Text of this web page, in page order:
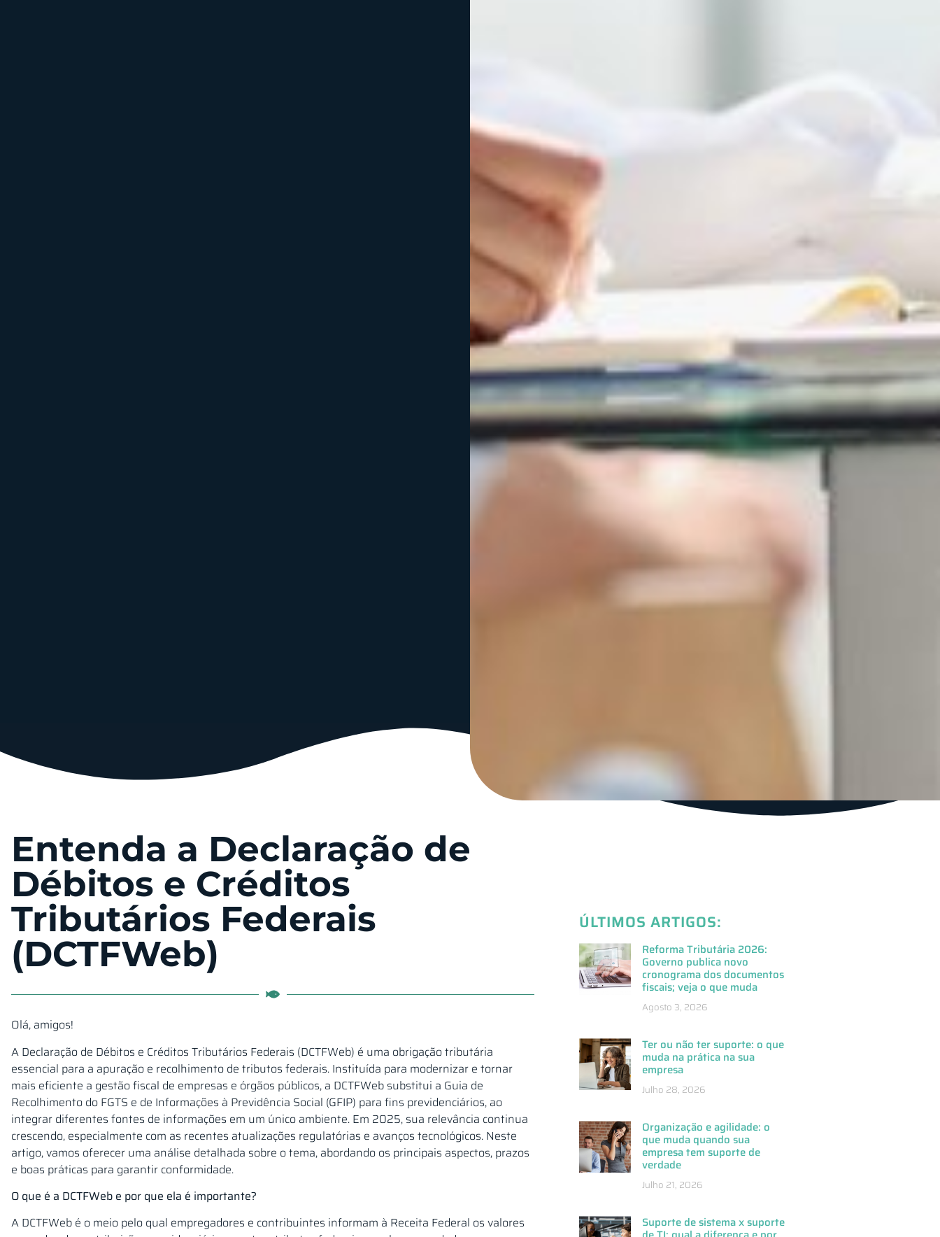
Entenda a Declaração de
Débitos e Créditos
Tributários Federais
(DCTFWeb)
Olá, amigos!
A Declaração de Débitos e Créditos Tributários Federais (DCTFWeb) é uma obrigação tributária
essencial para a apuração e recolhimento de tributos federais. Instituída para modernizar e tornar
mais eficiente a gestão fiscal de empresas e órgãos públicos, a DCTFWeb substitui a Guia de
Recolhimento do FGTS e de Informações à Previdência Social (GFIP) para fins previdenciários, ao
integrar diferentes fontes de informações em um único ambiente. Em 2025, sua relevância continua
crescendo, especialmente com as recentes atualizações regulatórias e avanços tecnológicos. Neste
artigo, vamos oferecer uma análise detalhada sobre o tema, abordando os principais aspectos, prazos
e boas práticas para garantir conformidade.
O que é a DCTFWeb e por que ela é importante?
A DCTFWeb é o meio pelo qual empregadores e contribuintes informam à Receita Federal os valores
ÚLTIMOS ARTIGOS:
Reforma Tributária 2026:
Governo publica novo
cronograma dos documentos
fiscais; veja o que muda
Agosto 3, 2026
Ter ou não ter suporte: o que
muda na prática na sua
empresa
Julho 28, 2026
Organização e agilidade: o
que muda quando sua
empresa tem suporte de
verdade
Julho 21, 2026
Suporte de sistema x suporte